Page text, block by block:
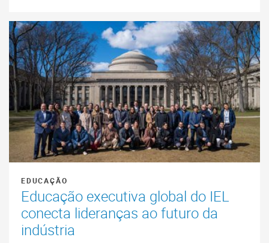
EDUCAÇÃO
Educação executiva global do IEL
conecta lideranças ao futuro da
indústria